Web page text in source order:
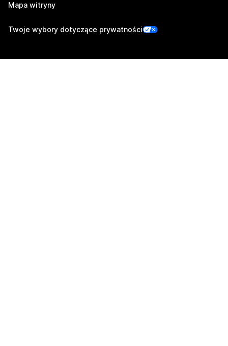
Mapa witryny
Twoje wybory dotyczące prywatności